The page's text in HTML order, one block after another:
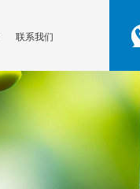
联系我们